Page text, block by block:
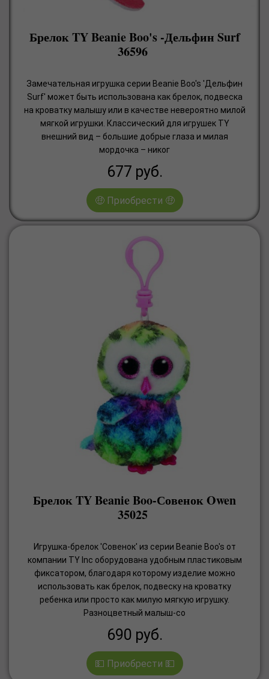
Брелок TY Beanie Boo's -Дельфин Surf
36596
Замечательная игрушка серии Beanie Boo's 'Дельфин
Surf' может быть использована как брелок, подвеска
на кроватку малышу или в качестве невероятно милой
мягкой игрушки. Классический для игрушек TY
внешний вид – большие добрые глаза и милая
мордочка – никог
677 руб.
🤑 Приобрести 🤑
Брелок TY Beanie Boo-Совенок Owen
35025
Игрушка-брелок 'Совенок' из серии Beanie Boo's от
компании TY Inc оборудована удобным пластиковым
фиксатором, благодаря которому изделие можно
использовать как брелок, подвеску на кроватку
ребенка или просто как милую мягкую игрушку.
Разноцветный малыш-со
690 руб.
💵 Приобрести 💵